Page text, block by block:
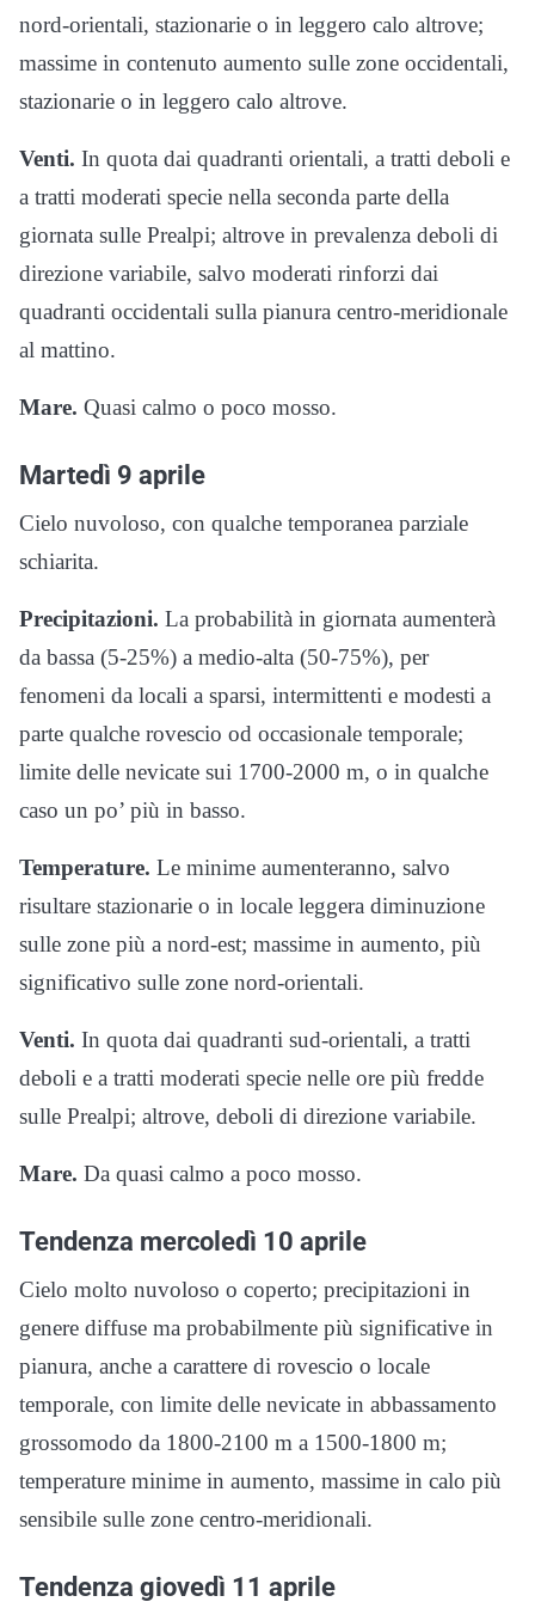
nord-orientali, stazionarie o in leggero calo altrove;
massime in contenuto aumento sulle zone occidentali,
stazionarie o in leggero calo altrove.
Venti. In quota dai quadranti orientali, a tratti deboli e
a tratti moderati specie nella seconda parte della
giornata sulle Prealpi; altrove in prevalenza deboli di
direzione variabile, salvo moderati rinforzi dai
quadranti occidentali sulla pianura centro-meridionale
al mattino.
Mare. Quasi calmo o poco mosso.
Martedì 9 aprile
Cielo nuvoloso, con qualche temporanea parziale
schiarita.
Precipitazioni. La probabilità in giornata aumenterà
da bassa (5-25%) a medio-alta (50-75%), per
fenomeni da locali a sparsi, intermittenti e modesti a
parte qualche rovescio od occasionale temporale;
limite delle nevicate sui 1700-2000 m, o in qualche
caso un po’ più in basso.
Temperature. Le minime aumenteranno, salvo
risultare stazionarie o in locale leggera diminuzione
sulle zone più a nord-est; massime in aumento, più
significativo sulle zone nord-orientali.
Venti. In quota dai quadranti sud-orientali, a tratti
deboli e a tratti moderati specie nelle ore più fredde
sulle Prealpi; altrove, deboli di direzione variabile.
Mare. Da quasi calmo a poco mosso.
Tendenza mercoledì 10 aprile
Cielo molto nuvoloso o coperto; precipitazioni in
genere diffuse ma probabilmente più significative in
pianura, anche a carattere di rovescio o locale
temporale, con limite delle nevicate in abbassamento
grossomodo da 1800-2100 m a 1500-1800 m;
temperature minime in aumento, massime in calo più
sensibile sulle zone centro-meridionali.
Tendenza giovedì 11 aprile